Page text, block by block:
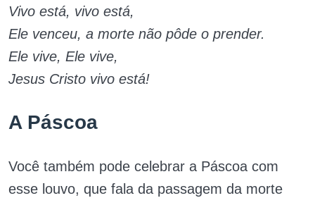
Vivo está, vivo está,
Ele venceu, a morte não pôde o prender.
Ele vive, Ele vive,
Jesus Cristo vivo está!
A Páscoa
Você também pode celebrar a Páscoa com
esse louvo, que fala da passagem da morte